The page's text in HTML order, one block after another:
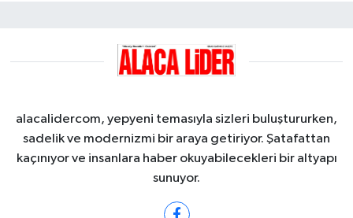
alacalidercom, yepyeni temasıyla sizleri buluştururken,
sadelik ve modernizmi bir araya getiriyor. Şatafattan
kaçınıyor ve insanlara haber okuyabilecekleri bir altyapı
sunuyor.